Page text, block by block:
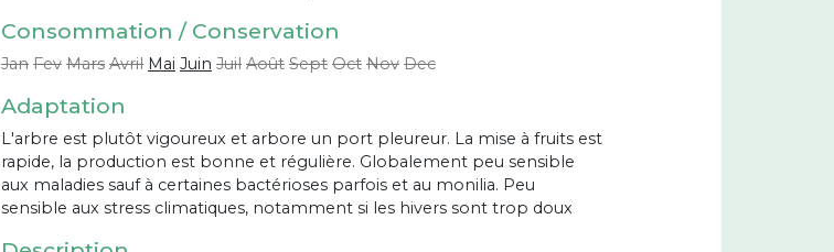
Consommation / Conservation
Jan Fev Mars Avril Mai Juin Juil Août Sept Oct Nov Dec
Adaptation
L'arbre est plutôt vigoureux et arbore un port pleureur. La mise à fruits est
rapide, la production est bonne et régulière. Globalement peu sensible
aux maladies sauf à certaines bactérioses parfois et au monilia. Peu
sensible aux stress climatiques, notamment si les hivers sont trop doux